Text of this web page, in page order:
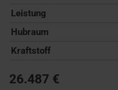
Leistung
Hubraum
Kraftstoff
26.487 €